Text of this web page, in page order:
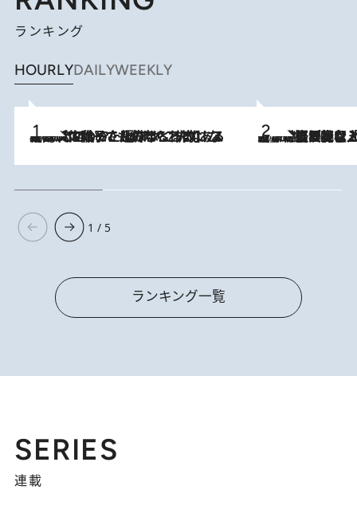
ランキング
HOURLYDAILYWEEKLY
2026.8.5
【阿川佐和子さんの年とる力】なぜ70代で始めた趣味は“こんなに楽しい”のか？ ピアノ、俳句…スランプに陥っても続けられる“ある秘訣”とは 2026.8.5
【なぜ吉沢亮は「気配を消せる」のか？】興行収入208億の『国宝』を経て挑むミュージカル『ディア・エヴァン・ハンセン』。トップ俳優が舞台上でさらけ出した“孤独”とは
1 / 5
ランキング一覧
SERIES
連載